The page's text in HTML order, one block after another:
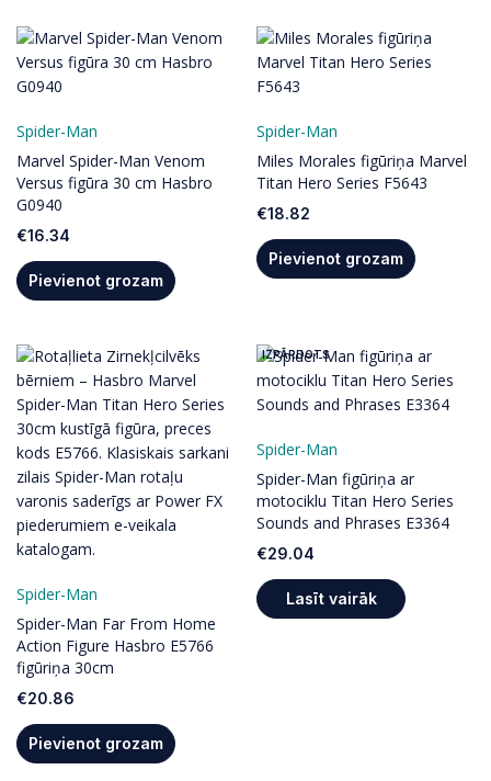
Spider-Man
Marvel Spider-Man Venom
Versus figūra 30 cm Hasbro
G0940
€16.34
Pievienot grozam
Spider-Man
Miles Morales figūriņa Marvel
Titan Hero Series F5643
€18.82
Pievienot grozam
Spider-Man
Spider-Man Far From Home
Action Figure Hasbro E5766
figūriņa 30cm
€20.86
Pievienot grozam
IZPĀRDOTS
Spider-Man
Spider-Man figūriņa ar
motociklu Titan Hero Series
Sounds and Phrases E3364
€29.04
Lasīt vairāk